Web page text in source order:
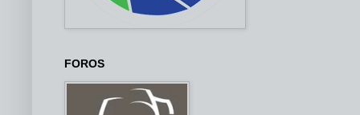
FOROS